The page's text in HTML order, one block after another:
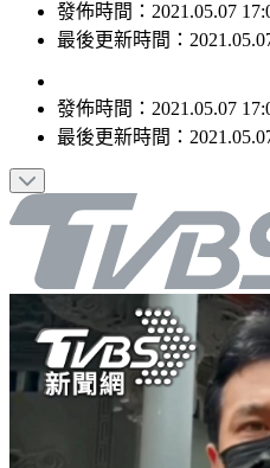
發佈時間：2021.05.07
最後更新時間：
發佈時間： 2021.05.07
最後更新時間：